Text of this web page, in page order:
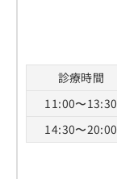
診療時間
11:00〜13:30
14:30〜20:00